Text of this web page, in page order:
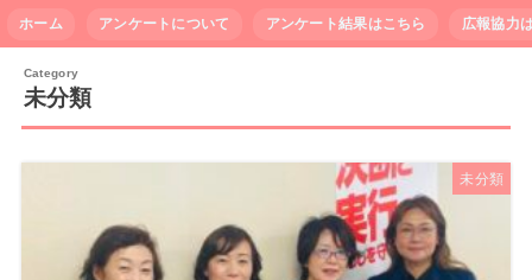
ホーム アンケートについて アンケート結果はこちら 広報協力
未分類
未分類